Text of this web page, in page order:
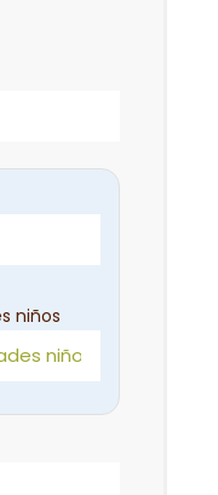
niños